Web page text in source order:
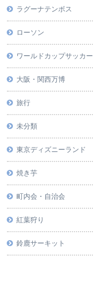
ラグーナテンボス
ローソン
ワールドカップサッカー
大阪・関西万博
旅行
未分類
東京ディズニーランド
焼き芋
町内会・自治会
紅葉狩り
鈴鹿サーキット